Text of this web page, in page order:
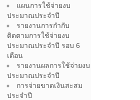
แผนการใช้จ่ายงบ
ประมาณประจำปี
รายงานการกำกับ
ติดตามการใช้จ่ายงบ
ประมาณประจำปี รอบ 6
เดือน
รายงานผลการใช้จ่ายงบ
ประมาณประจำปี
การจ่ายขาดเงินสะสม
ประจำปี